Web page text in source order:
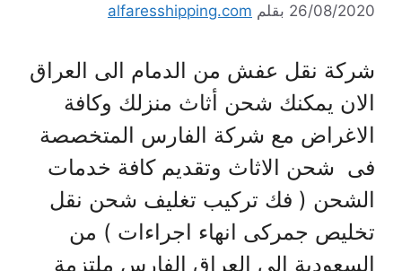
26/08/2020 بقلم alfaresshipping.com
شركة نقل عفش من الدمام الى العراق
الان يمكنك شحن أثاث منزلك وكافة
الاغراض مع شركة الفارس المتخصصة
فى شحن الاثاث وتقديم كافة خدمات
الشحن ( فك تركيب تغليف شحن نقل
تخليص جمركى انهاء اجراءات ) من
السعودية الى العراق الفارس ملتزمة